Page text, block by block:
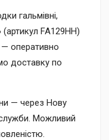
гальмівні,
FA129HH)
оперативно
доставку по
— через Нову
Можливий